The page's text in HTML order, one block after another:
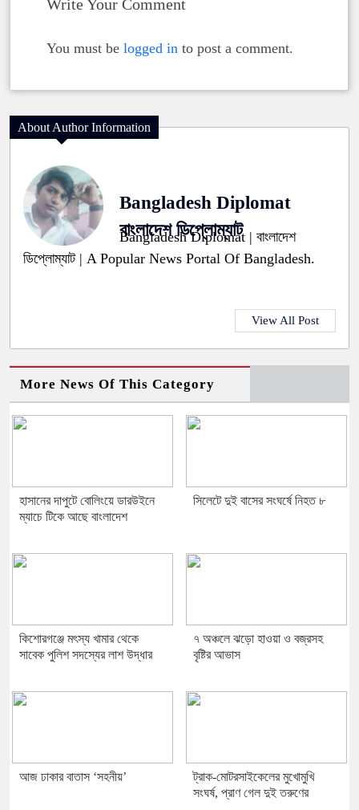
Write Your Comment
You must be logged in to post a comment.
About Author Information
Bangladesh Diplomat
বাংলাদেশ ডিপ্লোম্যাট
Bangladesh Diplomat | বাংলাদেশ
ডিপ্লোম্যাট | A Popular News Portal Of Bangladesh.
View All Post
More News Of This Category
হাসানের দাপুটে বোলিংয়ে ডারউইনে
ম্যাচে টিকে আছে বাংলাদেশ
সিলেটে দুই বাসের সংঘর্ষে নিহত ৮
কিশোরগঞ্জে মৎস্য খামার থেকে
সাবেক পুলিশ সদস্যের লাশ উদ্ধার
৭ অঞ্চলে ঝড়ো হাওয়া ও বজ্রসহ
বৃষ্টির আভাস
আজ ঢাকার বাতাস ‘সহনীয়’
ট্রাক-মোটরসাইকেলের মুখোমুখি
সংঘর্ষ, প্রাণ গেল দুই তরুণের